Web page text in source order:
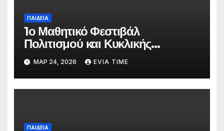
ΠΑΙΔΕΙΑ
1ο Μαθητικό Φεστιβάλ
Πολιτισμού και Κυκλικής
Οικονομίας στο Λαογραφικό
Μουσείο Κύμης
ΜΑΡ 24, 2026 EVIA TIME
ΠΑΙΔΕΙΑ